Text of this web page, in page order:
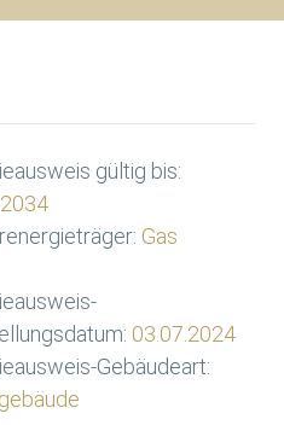
gültig bis:
Gas
03.07.2024
Gebäudeart: